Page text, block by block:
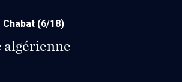
(6/18)
algérienne